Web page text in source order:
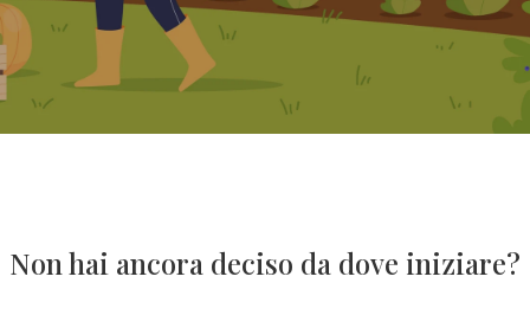
Non hai ancora deciso da dove iniziare?